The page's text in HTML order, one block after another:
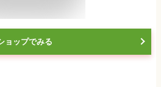
ョップでみる